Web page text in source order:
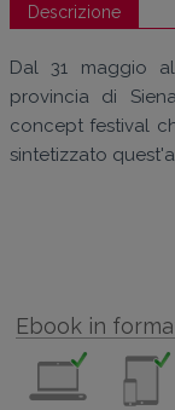
Descrizione
Dal 31 maggio
provincia di
concept festival
sintetizzato
Ebook in